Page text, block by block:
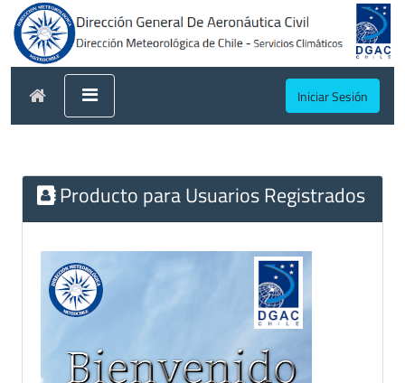
Iniciar Sesión
Producto para Usuarios Registrados